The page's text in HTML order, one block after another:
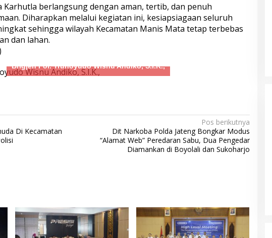
Karhutla berlangsung dengan aman, tertib, dan penuh
Diharapkan melalui kegiatan ini, kesiapsiagaan seluruh
sehingga wilayah Kecamatan Manis Mata tetap terbebas
dan lahan.
Brigjen Pol. Trunoyudo Wisnu Andiko, S.I.K.,
Di Kecamatan
Pos berikutnya
Dit Narkoba Polda Jateng Bongkar Modus
“Alamat Web” Peredaran Sabu, Dua Pengedar
Diamankan di Boyolali dan Sukoharjo